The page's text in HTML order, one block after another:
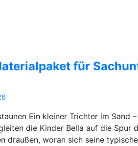
für
Ein kleiner Trichter im
die Kinder Bella auf die Spur
draußen, woran sich seine